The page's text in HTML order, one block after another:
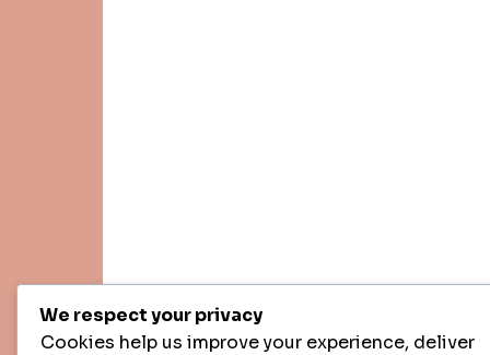
We respect your privacy
Cookies help us improve your experience, deliver